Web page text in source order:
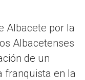
Albacete por la
Albacetenses
de un
franquista en la